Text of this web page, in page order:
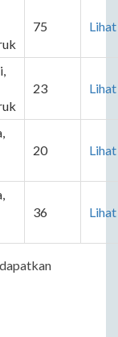
75 Lihat
23 Lihat
20 Lihat
36 Lihat